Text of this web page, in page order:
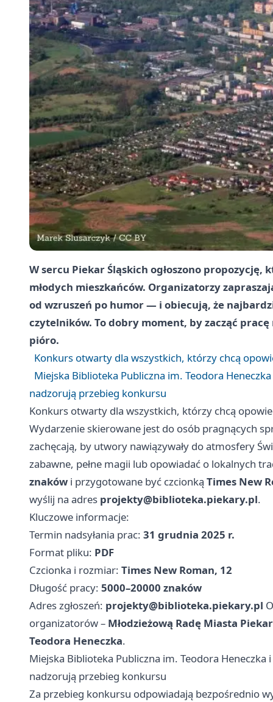
W sercu Piekar Śląskich ogłoszono
młodych mieszkańców. Organizatorzy
od wzruszeń po humor — i obiecują, że
czytelników. To dobry moment, by zacząć
pióro.
Konkurs otwarty dla wszystkich, którzy chcą
Miejska Biblioteka Publiczna im. Teodora
nadzorują przebieg konkursu
Konkurs otwarty dla wszystkich, którzy chcą
Wydarzenie skierowane jest do osób pragnących
zachęcają, by utwory nawiązywały do atmosfery
zabawne, pełne magii lub opowiadać o lokalnych
znaków i przygotowane być czcionką Times New
wyślij na adres projekty@biblioteka.piekary.pl.
Kluczowe informacje:
Termin nadsyłania prac: 31 grudnia 2025 r.
Format pliku: PDF
Czcionka i rozmiar: Times New Roman, 12
Długość pracy: 5000–20000 znaków
Adres zgłoszeń: projekty@biblioteka.piekary.pl
organizatorów – Młodzieżową Radę Miasta
Teodora Heneczka.
Miejska Biblioteka Publiczna im. Teodora Heneczka
nadzorują przebieg konkursu
Za przebieg konkursu odpowiadają bezpośrednio